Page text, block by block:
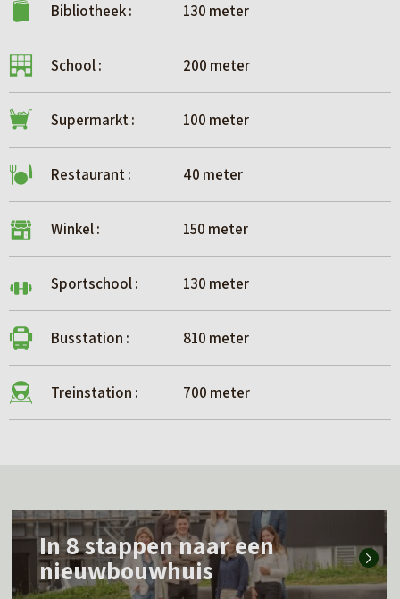
Bibliotheek : 130 meter
School : 200 meter
Supermarkt : 100 meter
Restaurant : 40 meter
Winkel : 150 meter
Sportschool : 130 meter
Busstation : 810 meter
Treinstation : 700 meter
L
In 8 stappen naar een
nieuwbouwhuis